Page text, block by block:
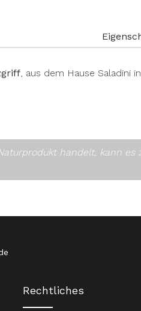
, aus dem Hause Saladini
handelt, kann es
Rechtliches